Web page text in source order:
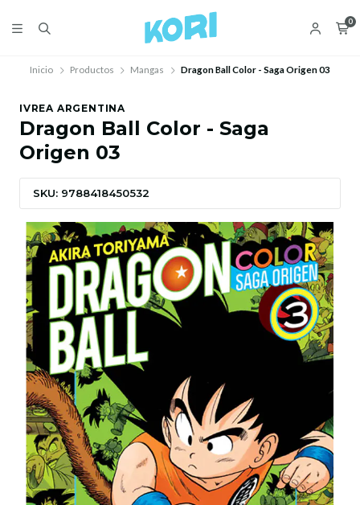
0
Inicio Productos Mangas Dragon Ball Color - Saga Origen 03
IVREA ARGENTINA
Dragon Ball Color - Saga
Origen 03
SKU: 9788418450532